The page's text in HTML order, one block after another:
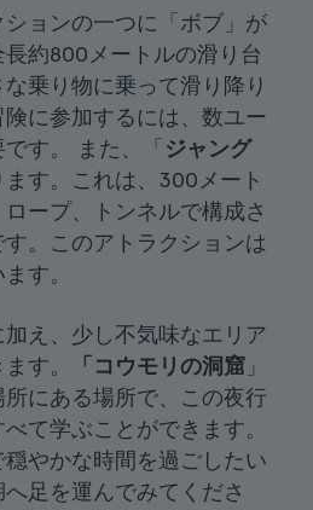
ョンの一つに「ボブ」が
約800メートルの滑り台
乗り物に乗って滑り降り
に参加するには、数ユー
す。 また、「 ジャング
ます。これは、300メート
ープ、トンネルで構成さ
。このアトラクションは
す。
え、少し不気味なエリア
す。
「コウモリの洞窟 」
所にある場所で、この夜行
て学ぶことができます。
やかな時間を過ごしたい
足を運んでみてくださ